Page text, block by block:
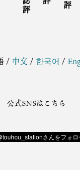
/ 中文 / 한국어 /
公式SNSはこちら